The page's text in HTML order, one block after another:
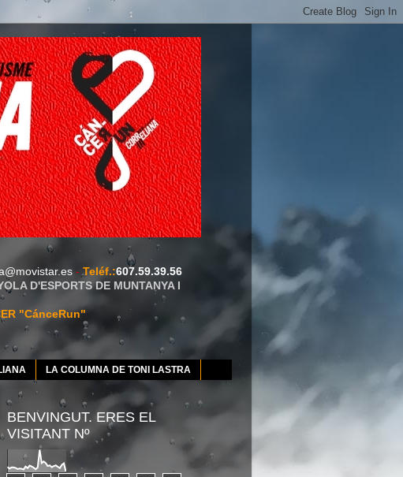
-Teléf.:607.59.39.56
D'ESPORTS DE MUNTANYA I
"CánceRun"
LA COLUMNA DE TONI LASTRA
BENVINGUT. ERES EL
VISITANT Nº